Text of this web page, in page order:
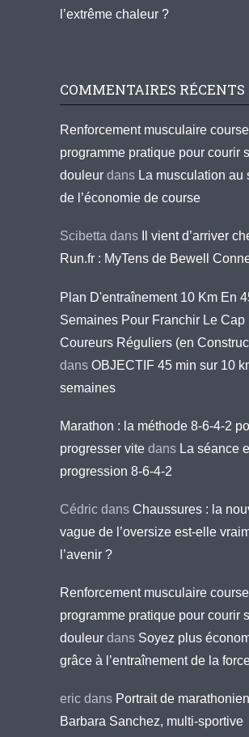
l’extrême chaleur ?
COMMENTAIRES RÉCENTS
Renforcement musculaire
programme pratique pour courir
douleur dans La musculation au
de l’économie de course
Scibetta dans
Il vient d’arriver
Run.fr : MyTens de Bewell
Plan D'entraînement 10 Km En
Semaines Pour Franchir Le Cap
Coureurs Réguliers (en
dans OBJECTIF 45 min sur 10
semaines
Marathon : la méthode 8-6-4-2
progresser vite dans La séance
progression 8-6-4-2
Cédric dans Chaussures : la
vague de l’oversize est-elle
l’avenir ?
Renforcement musculaire
programme pratique pour courir
douleur dans Soyez plus
grâce à l’entraînement de la
eric dans Portrait de
Barbara Sanchez, multi-sportive